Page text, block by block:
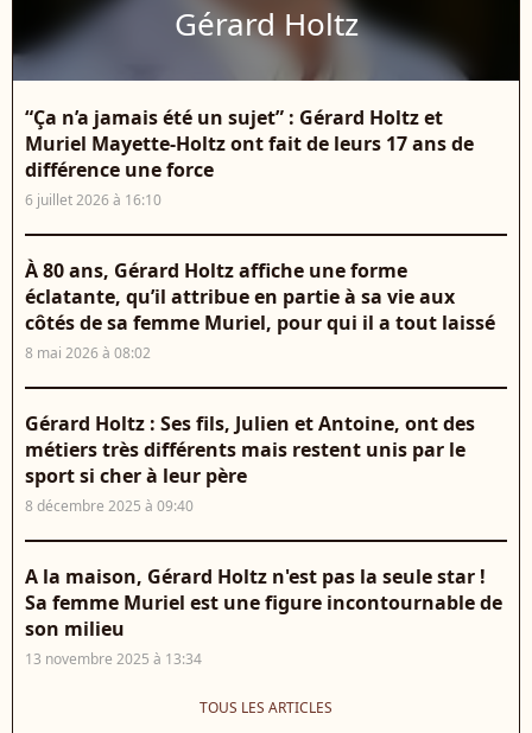
Gérard Holtz
“Ça n’a jamais été un sujet” : Gérard Holtz et
Muriel Mayette-Holtz ont fait de leurs 17 ans de
différence une force
6 juillet 2026 à 16:10
À 80 ans, Gérard Holtz affiche une forme
éclatante, qu’il attribue en partie à sa vie aux
côtés de sa femme Muriel, pour qui il a tout laissé
8 mai 2026 à 08:02
Gérard Holtz : Ses fils, Julien et Antoine, ont des
métiers très différents mais restent unis par le
sport si cher à leur père
8 décembre 2025 à 09:40
A la maison, Gérard Holtz n'est pas la seule star !
Sa femme Muriel est une figure incontournable de
son milieu
13 novembre 2025 à 13:34
TOUS LES ARTICLES